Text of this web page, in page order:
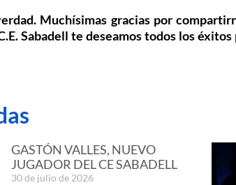
Muchísimas gracias por
Sabadell te deseamos todos los
GASTÓN VALLES, NUEVO
JUGADOR DEL CE SABADELL
30 de julio de 2026